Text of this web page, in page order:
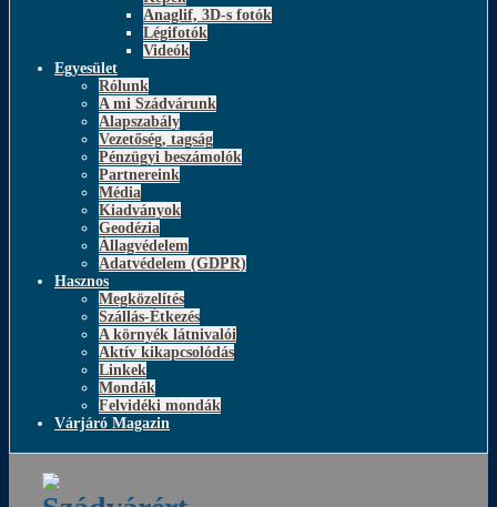
Anaglif, 3D-s fotók
Légifotók
Videók
Egyesület
Rólunk
A mi Szádvárunk
Alapszabály
Vezetőség, tagság
Pénzügyi beszámolók
Partnereink
Média
Kiadványok
Geodézia
Állagvédelem
Adatvédelem (GDPR)
Hasznos
Megközelítés
Szállás-Étkezés
A környék látnivalói
Aktív kikapcsolódás
Linkek
Mondák
Felvidéki mondák
Várjáró Magazin